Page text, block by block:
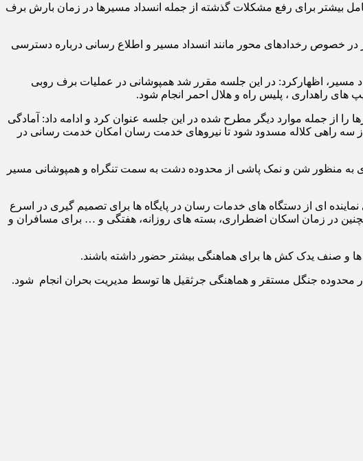
بیشتر برای رفع مشکلات گذشته از جمله انسداد مسیرها در زمان بارش برف
خصوص رخدادهای محور مانند انسداد مسیر و اطلاع رسانی درباره دسترسی
مسیر، اظهارکرد: در این جلسه مقرر شد همپوشانی در عملیات برف روبی
راهداری ، پلیس راه و هلال احمر انجام شود.
از جمله موارد دیگر مطرح شده در این جلسه عنوان کرد و ادامه داد: آمادگی
راهی کلاله مسدود شود تا نیروهای خدمت رسان امکان خدمت رسانی در
به منظور شن و نمک پاشی از محدوده دشت به سمت تنگراه و همپوشانی مسیر
ای از دستگاه های خدمات رسان در پایگاه ها برای تصمیم گیری در اسرع
در زمان اسکان اضطراری، بسته های روزانه، هفتگی و … برای مسافران و
ها و صنف یدک کش ها برای هماهنگی بیشتر حضور داشته باشند.
جنگل مستقر و هماهنگی جرثقیل ها توسط مدیریت بحران انجام شود.